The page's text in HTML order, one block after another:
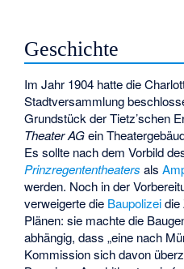
Geschichte
Im Jahr 1904 hatte die
Stadtversammlung
Grundstück der Tietz’schen
Theater AGein
Es sollte nach dem Vorbild
Prinzregententheaters als
werden. Noch in der
verweigerte die Baupolizeidie
Plänen: sie machte die
abhängig, dass „eine nach
Kommission sich davon